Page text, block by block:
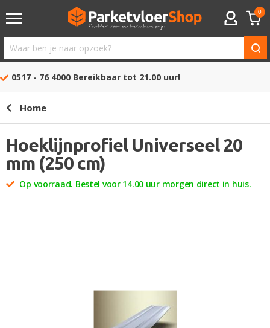
ACCOUNT
0
Waar
ben
opzoek?
0517 - 76 4000 Bereikbaar tot 21.00 uur!
Home
Hoeklijnprofiel Universeel 20
mm (250 cm)
Op voorraad. Bestel voor 14.00 uur morgen direct in huis.